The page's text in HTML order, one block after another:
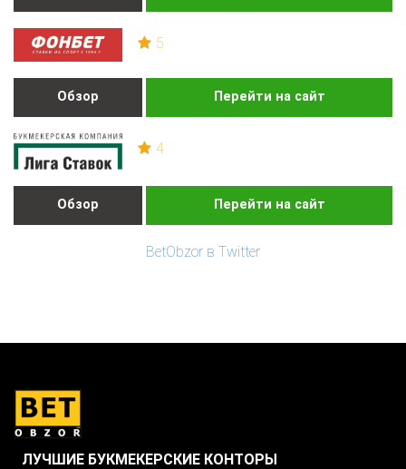
5
Обзор Перейти на сайт
4
Обзор Перейти на сайт
BetObzor в Twitter
ЛУЧШИЕ БУКМЕКЕРСКИЕ КОНТОРЫ